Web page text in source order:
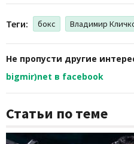
Теги: бокс Владимир
Не пропусти другие
bigmir)net в facebook
Статьи по теме